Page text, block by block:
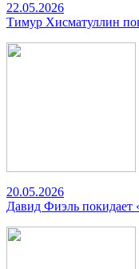
22.05.2026
Тимур Хисматуллин
20.05.2026
Давид Фиэль покидает